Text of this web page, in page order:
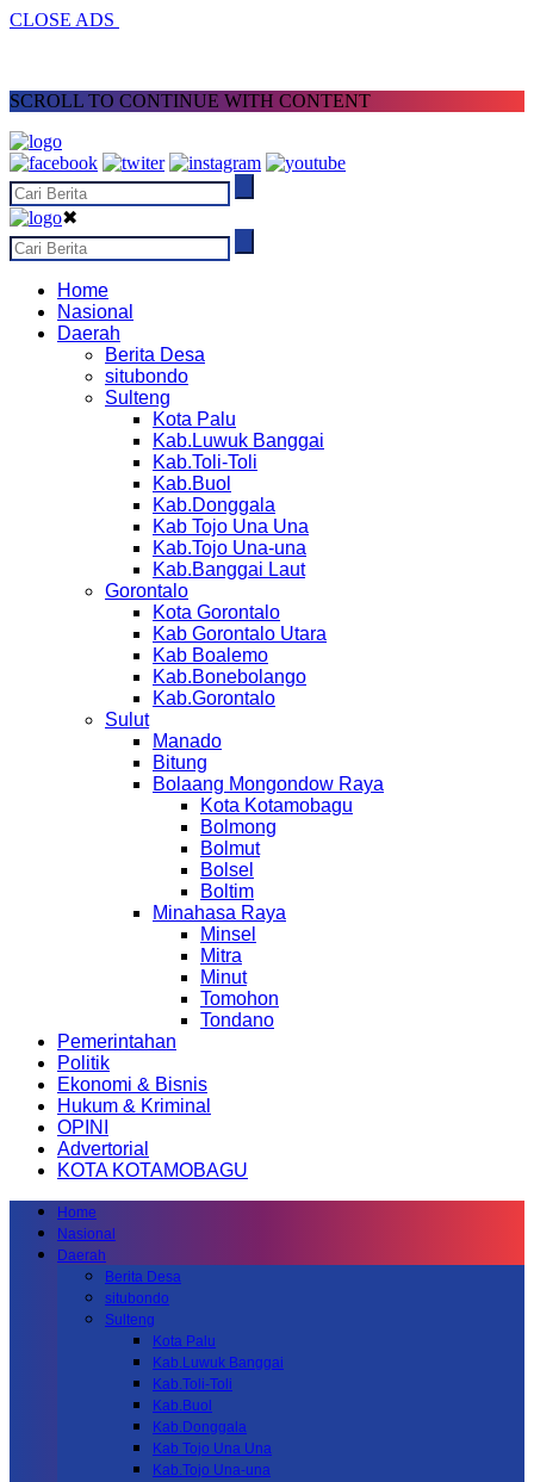
CLOSE ADS
SCROLL TO CONTINUE WITH CONTENT
✖
Home
Nasional
Daerah
Berita Desa
situbondo
Sulteng
Kota Palu
Kab.Luwuk Banggai
Kab.Toli-Toli
Kab.Buol
Kab.Donggala
Kab Tojo Una Una
Kab.Tojo Una-una
Kab.Banggai Laut
Gorontalo
Kota Gorontalo
Kab Gorontalo Utara
Kab Boalemo
Kab.Bonebolango
Kab.Gorontalo
Sulut
Manado
Bitung
Bolaang Mongondow Raya
Kota Kotamobagu
Bolmong
Bolmut
Bolsel
Boltim
Minahasa Raya
Minsel
Mitra
Minut
Tomohon
Tondano
Pemerintahan
Politik
Ekonomi & Bisnis
Hukum & Kriminal
OPINI
Advertorial
KOTA KOTAMOBAGU
Home
Nasional
Daerah
Berita Desa
situbondo
Sulteng
Kota Palu
Kab.Luwuk Banggai
Kab.Toli-Toli
Kab.Buol
Kab.Donggala
Kab Tojo Una Una
Kab.Tojo Una-una